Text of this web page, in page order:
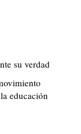
su verdad
educación